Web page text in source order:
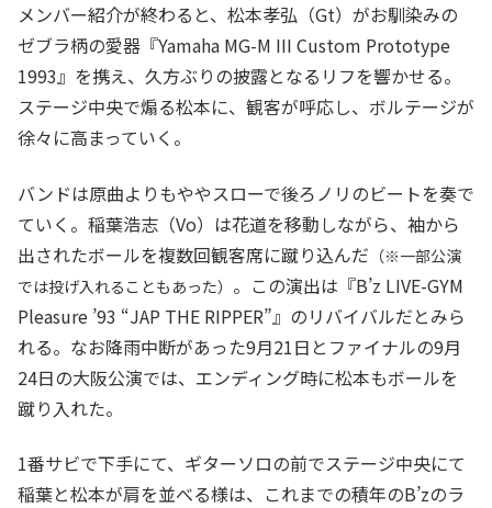
メンバー紹介が終わると、松本孝弘（Gt）がお馴染みの
ゼブラ柄の愛器『Yamaha MG-M III Custom Prototype
1993』を携え、久方ぶりの披露となるリフを響かせる。
ステージ中央で煽る松本に、観客が呼応し、ボルテージが
徐々に高まっていく。
バンドは原曲よりもややスローで後ろノリのビートを奏で
ていく。稲葉浩志（Vo）は花道を移動しながら、袖から
出されたボールを複数回観客席に蹴り込んだ （※一部公演
では投げ入れることもあった） 。この演出は『B’z LIVE-GYM
Pleasure ’93 “JAP THE RIPPER”』のリバイバルだとみら
れる。なお降雨中断があった9月21日とファイナルの9月
24日の大阪公演では、エンディング時に松本もボールを
蹴り入れた。
1番サビで下手にて、ギターソロの前でステージ中央にて
稲葉と松本が肩を並べる様は、これまでの積年のB’zのラ